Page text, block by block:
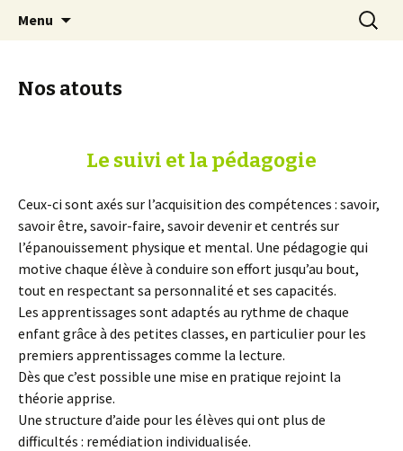
Ecole Libre Saint-Pierre de
Mussy-la-Ville & Signeulx
Mussy-La-ville & Signeulx
Menu
Nos atouts
Le suivi et la pédagogie
Ceux-ci sont axés sur l’acquisition des compétences : savoir,
savoir être, savoir-faire, savoir devenir et centrés sur
l’épanouissement physique et mental. Une pédagogie qui
motive chaque élève à conduire son effort jusqu’au bout,
tout en respectant sa personnalité et ses capacités.
Les apprentissages sont adaptés au rythme de chaque
enfant grâce à des petites classes, en particulier pour les
premiers apprentissages comme la lecture.
Dès que c’est possible une mise en pratique rejoint la
théorie apprise.
Une structure d’aide pour les élèves qui ont plus de
difficultés : remédiation individualisée.